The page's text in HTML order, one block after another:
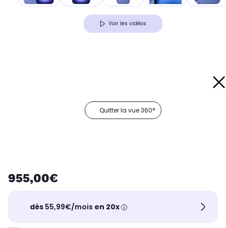
Voir les vidéos
Quitter la vue 360°
955,00€
dès 55,99€/mois en 20x